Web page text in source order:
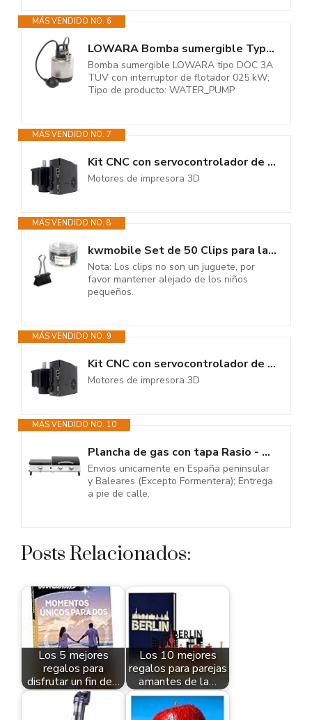
MÁS VENDIDO NO. 6
LOWARA Bomba sumergible TypDOC 3-A TÜV con interruptor de flotador 0-25 kW
Bomba sumergible LOWARA tipo DOC 3A
TÜV con interruptor de flotador 025 kW;
Tipo de producto: WATER_PUMP
MÁS VENDIDO NO. 7
Kit CNC con servocontrolador de 220/380 V, 17/23 bits, alto par (1,1-765...
Motores de impresora 3D
MÁS VENDIDO NO. 8
kwmobile Set de 50 Clips para la oficina casa escuela - Pinzas para papel...
Nota: Los clips no son un juguete, por
favor mantener alejado de los niños
pequeños.
MÁS VENDIDO NO. 9
Kit CNC con servocontrolador de 220/380 V, 17/23 bits, alto par (1,1-765...
Motores de impresora 3D
MÁS VENDIDO NO. 10
Plancha de gas con tapa Rasio - 7,5 KW - 3 fuegos - Negra
Envios unicamente en España peninsular
y Baleares (Excepto Formentera); Entrega
a pie de calle.
Posts Relacionados:
Los 5 mejores
regalos para
disfrutar un fin de…
Los 10 mejores
regalos para parejas
amantes de la…